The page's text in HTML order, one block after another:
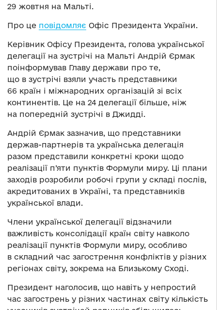
29 жовтня на Мальті.
Про це повідомляє Офіс Президента України.
Керівник Офісу Президента, голова української
делегації на зустрічі на Мальті Андрій Єрмак
поінформував Главу держави про те,
що в зустрічі взяли участь представники
66 країн і міжнародних організацій зі всіх
континентів. Це на 24 делегації більше, ніж
на попередній зустрічі в Джидді.
Андрій Єрмак зазначив, що представники
держав-партнерів та українська делегація
разом представили конкретні кроки щодо
реалізації п’яти пунктів Формули миру. Ці плани
заходів розробили робочі групи у складі послів,
акредитованих в Україні, та представників
української влади.
Члени української делегації відзначили
важливість консолідації країн світу навколо
реалізації пунктів Формули миру, особливо
в складний час загострення конфліктів у різних
регіонах світу, зокрема на Близькому Сході.
Президент наголосив, що навіть у непростий
час загострень у різних частинах світу кількість